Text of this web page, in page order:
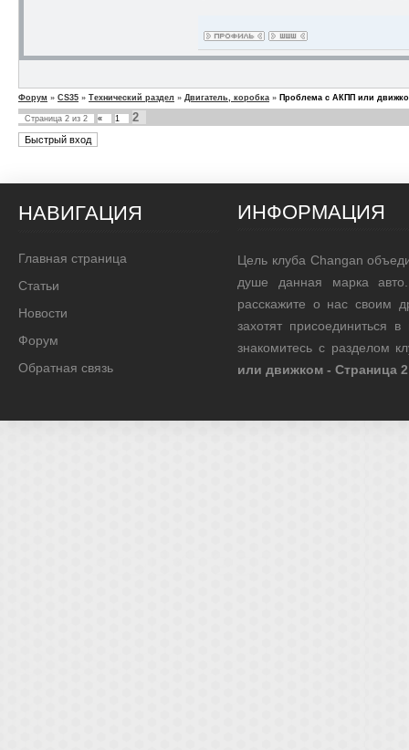
Форум » CS35 » Технический раздел » Двигатель, коробка » Проблема с АКПП или
Страница 2 из 2 « 1 2
НАВИГАЦИЯ
Главная страница
Статьи
Новости
Форум
Обратная связь
ИНФОРМАЦИЯ
Цель клуба Changan
душе данная марка
расскажите о нас своим
захотят присоединиться
знакомитесь с разделом
или движком - Страница